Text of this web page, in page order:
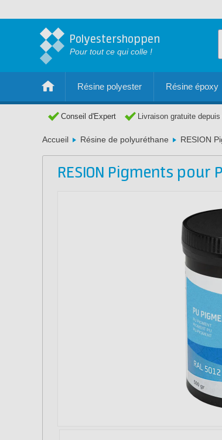
Polyestershoppen
Pour tout ce qui colle !
Résine polyester Résine époxy
Conseil d'Expert Livraison gratuite
Accueil Résine de polyuréthane RESION
RESION Pigments pour